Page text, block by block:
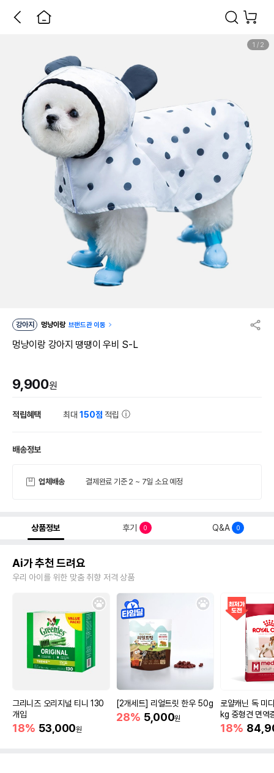
1 / 2
강아지 멍냥이랑 브랜드관 이동
멍냥이랑 강아지 땡땡이 우비 S-L
9,900원
적립혜택 최대150점 적립
배송정보
업체배송 결제완료 기준 2 ~ 7일 소요 예정
상품정보 후기 0 Q&A 0
Ai가 추천 드려요
우리 아이를 위한 맞춤 취향 저격 상품
그리니즈 오리지널 티니 130
개입
18% 53,000원
[2개세트] 리얼트릿 한우 50g
28% 5,000원
로얄캐닌 독 미
kg 중형견 면역
18%